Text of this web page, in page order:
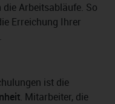
Arbeitsabläufe. So
Erreichung Ihrer
ist die
. Mitarbeiter, die